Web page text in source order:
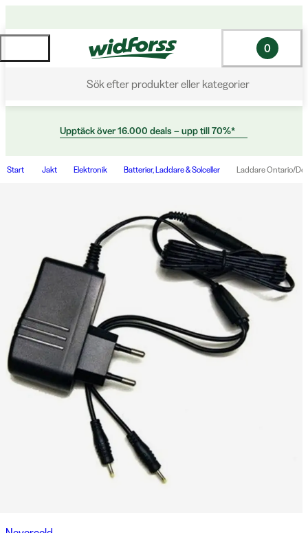
Sök efter produkter eller kategorier
0
Upptäck över 16.000 deals – upp till 70%*
Start Jakt Elektronik Batterier, Laddare & Solceller Laddare Ontario/